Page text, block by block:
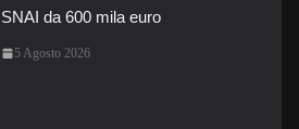
SNAI da 600 mila euro
5 Agosto 2026